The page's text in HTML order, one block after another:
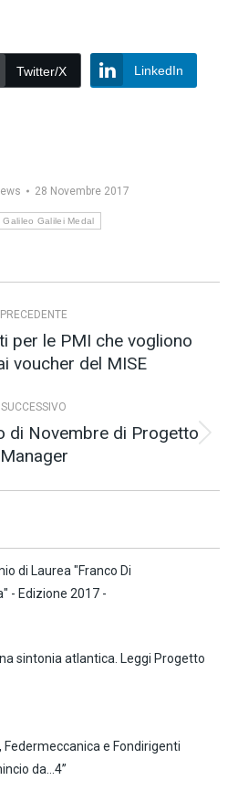
Twitter/X LinkedIn
28 Novembre 2017
Galileo Galilei Medal
PRECEDENTE
Post
precedente:
per le PMI che vogliono
voucher del MISE
SUCCESSIVO
Prossimo
post:
di Novembre di Progetto
Manager
di Laurea "Franco Di
- Edizione 2017 -
sintonia atlantica. Leggi Progetto
Federmeccanica e Fondirigenti
da…4”